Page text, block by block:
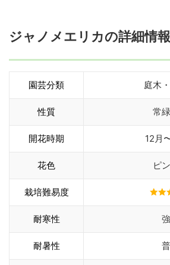
ジャノメエリカの詳細情報
園芸分類 庭木
性質 常
開花時期 12月
花色 ピ
栽培難易度
耐寒性
耐暑性